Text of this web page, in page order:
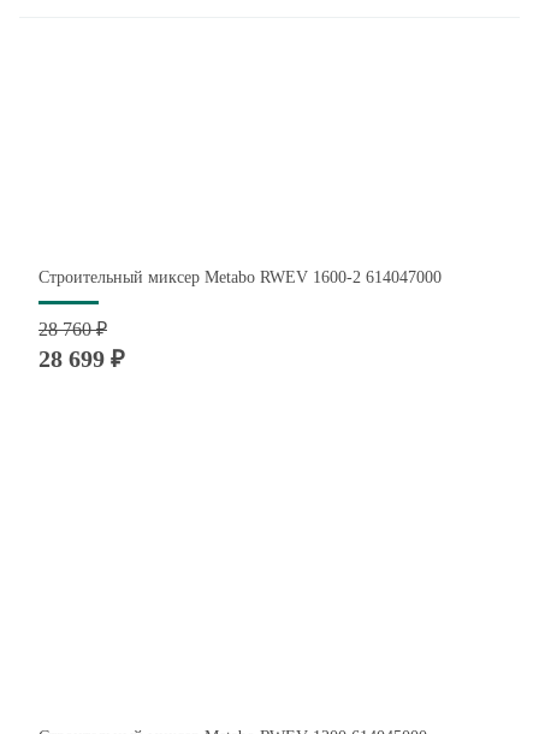
Строительный миксер Metabo RWEV 1600-2 614047000
28 760 ₽
28 699 ₽